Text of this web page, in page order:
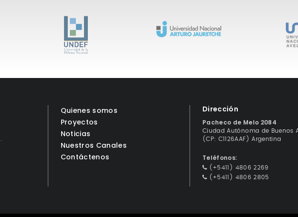
Quienes somos
Proyectos
Noticias
Nuestros Canales
Contáctenos
Dirección
Pacheco de Melo 2084
Ciudad Autónoma de Buenos
(CP: C1126AAF) Argentina
Teléfonos:
(+5411) 4806 2269
(+5411) 4806 2805